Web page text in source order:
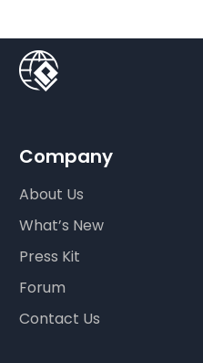
Company
About Us
What’s New
Press Kit
Forum
Contact Us